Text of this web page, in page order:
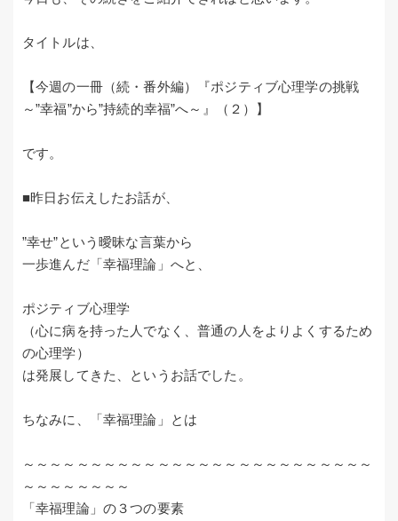
タイトルは、
【今週の一冊（続・番外編）『ポジティブ心理学の挑戦
～”幸福”から”持続的幸福”へ～』（２）】
です。
■昨日お伝えしたお話が、
”幸せ”という曖昧な言葉から
一歩進んだ「幸福理論」へと、
ポジティブ心理学
（心に病を持った人でなく、普通の人をよりよくするため
の心理学）
は発展してきた、というお話でした。
ちなみに、「幸福理論」とは
～～～～～～～～～～～～～～～～～～～～～～～～～～
～～～～～～～～
「幸福理論」の３つの要素